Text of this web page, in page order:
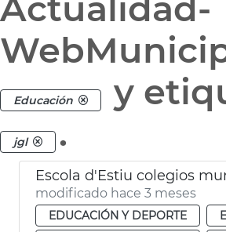
Educación y
jgl .
modificado hace 3 meses
EDUCACIÓN Y DEPORTE